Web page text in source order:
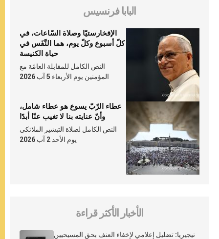
البابا فرنسيس
الإفخارستيّا وصلاة السّاعات، في
كلّ أسبوع وكلّ يوم، هما النَّفَس في
حياة الكنيسة
النص الكامل للمقابلة العامّة مع
المؤمنين يوم الأربعاء 5 آب 2026
عطاء الرّبّ يسوع هو عطاء شامل،
وأنّ عنايته بنا لا تغيب عنّا أبدًا
النص الكامل لصلاة التبشير الملائكي
يوم الأحد 2 آب 2026
الأخبار الأكثر قراءة
نيجيريا: تضليل إعلامي لإخفاء العنف بحق المسيحيين